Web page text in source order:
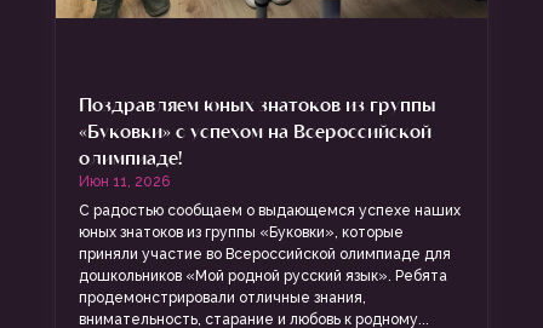
Поздравляем юных знатоков из группы
«Буковки» с успехом на Всероссийской
олимпиаде!
Июн 11, 2026
С радостью сообщаем о выдающемся успехе наших
юных знатоков из группы «Буковки», которые
приняли участие во Всероссийской олимпиаде для
дошкольников «Мой родной русский язык». Ребята
продемонстрировали отличные знания,
внимательность, старание и любовь к родному...